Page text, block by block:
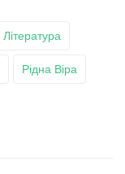
Література
Рідна Віра